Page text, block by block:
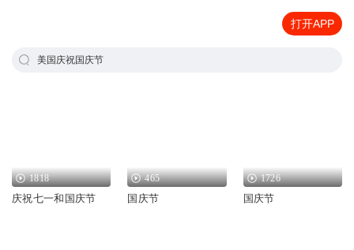
打开APP
美国庆祝国庆节
1818
庆祝七一和国庆节
465
国庆节
1726
国庆节